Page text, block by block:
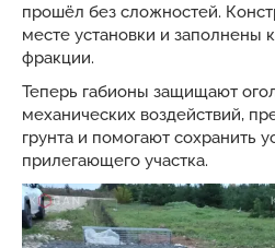
прошёл без сложностей.
месте установки и
фракции.
Теперь габионы защищают
механических воздействий,
грунта и помогают сохранить
прилегающего участка.